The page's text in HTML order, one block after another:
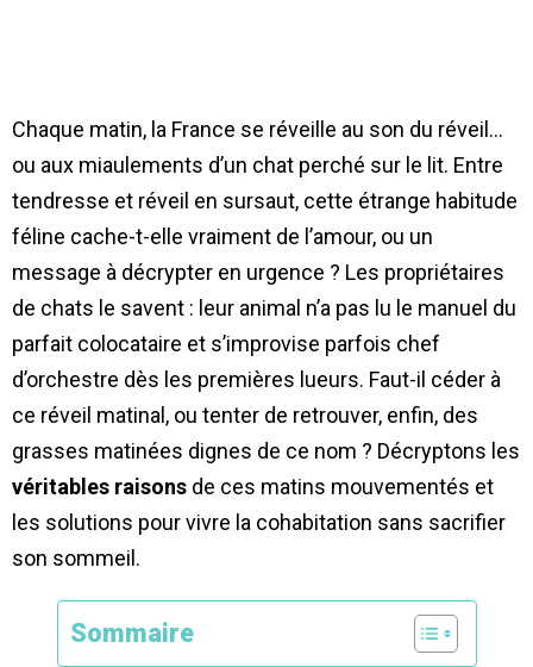
Chaque matin, la France se réveille au son du réveil…
ou aux miaulements d’un chat perché sur le lit. Entre
tendresse et réveil en sursaut, cette étrange habitude
féline cache-t-elle vraiment de l’amour, ou un
message à décrypter en urgence ? Les propriétaires
de chats le savent : leur animal n’a pas lu le manuel du
parfait colocataire et s’improvise parfois chef
d’orchestre dès les premières lueurs. Faut-il céder à
ce réveil matinal, ou tenter de retrouver, enfin, des
grasses matinées dignes de ce nom ? Décryptons les
véritables raisons de ces matins mouvementés et
les solutions pour vivre la cohabitation sans sacrifier
son sommeil.
Sommaire